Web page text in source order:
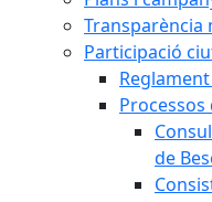
Transparència
Participació
de